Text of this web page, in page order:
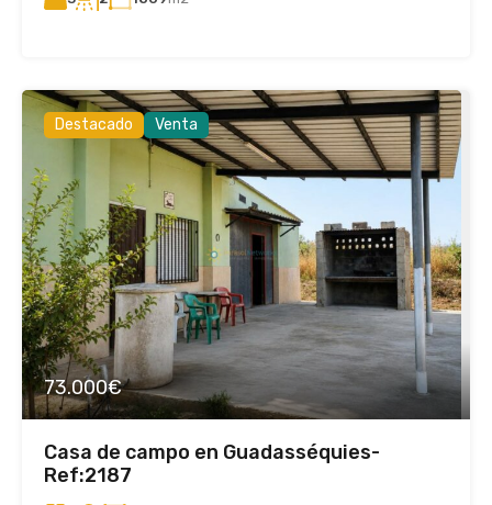
Destacado Venta
73.000€
Casa de campo en Guadasséquies-
Ref:2187